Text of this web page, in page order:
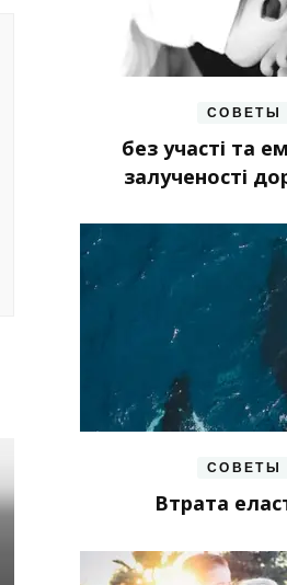
СОВЕТЫ
без участі та
залученості
СОВЕТЫ
Втрата